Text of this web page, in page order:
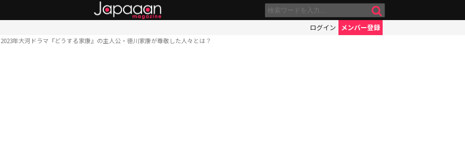
ログイン メンバー登録
2023年大河ドラマ『どうする家康』の主人公・徳川家康が尊敬した人々とは？